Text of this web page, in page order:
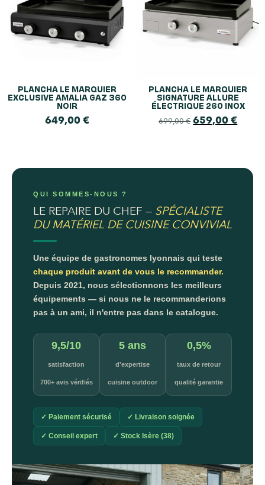
PLANCHA LE MARQUIER
EXCLUSIVE AMALIA GAZ 360
NOIR
649,00€
PLANCHA LE MARQUIER
SIGNATURE ALLURE
ÉLECTRIQUE 260 INOX
699,00€ 659,00€
QUI SOMMES-NOUS ?
LE REPAIRE DU CHEF — SPÉCIALISTE
DU MATÉRIEL DE CUISINE CONVIVIAL
Une équipe de gastronomes lyonnais qui teste
chaque produit avant de vous le recommander.
Depuis 2021, nous sélectionnons les meilleurs
équipements — si nous ne le recommanderions
pas à un ami, il n'entre pas dans le catalogue.
9,5/10
satisfaction
700+ avis vérifiés
5 ans
d'expertise
cuisine outdoor
0,5%
taux de retour
qualité garantie
✓ Paiement sécurisé ✓ Livraison soignée
✓ Conseil expert ✓ Stock Isère (38)